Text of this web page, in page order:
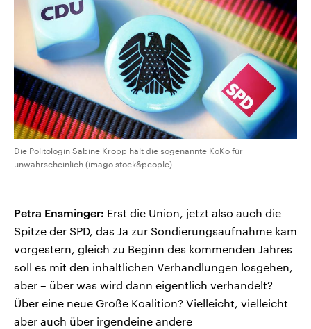
Die Politologin Sabine Kropp hält die sogenannte KoKo für
unwahrscheinlich (imago stock&people)
Petra Ensminger: Erst die Union, jetzt also auch die
Spitze der SPD, das Ja zur Sondierungsaufnahme kam
vorgestern, gleich zu Beginn des kommenden Jahres
soll es mit den inhaltlichen Verhandlungen losgehen,
aber – über was wird dann eigentlich verhandelt?
Über eine neue Große Koalition? Vielleicht, vielleicht
aber auch über irgendeine andere